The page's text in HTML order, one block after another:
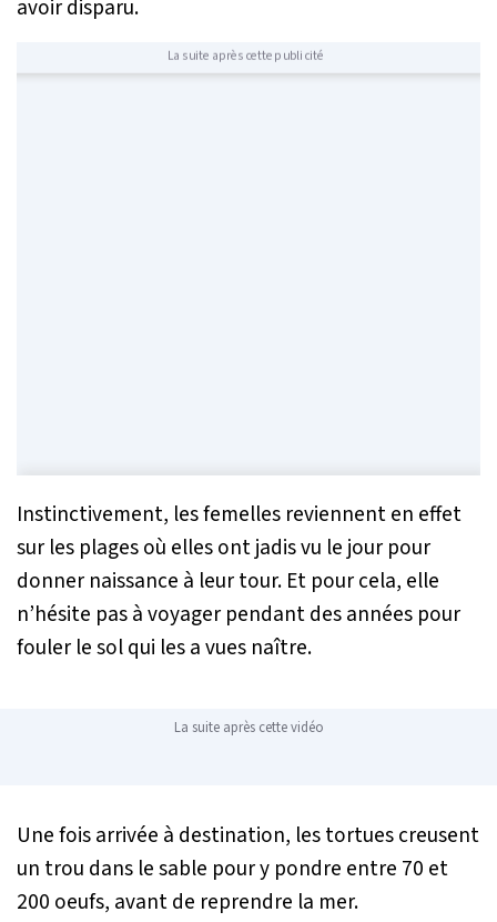
avoir disparu.
La suite après cette publicité
Instinctivement, les femelles reviennent en effet
sur les plages où elles ont jadis vu le jour pour
donner naissance à leur tour. Et pour cela, elle
n’hésite pas à voyager pendant des années pour
fouler le sol qui les a vues naître.
La suite après cette vidéo
Une fois arrivée à destination, les tortues creusent
un trou dans le sable pour y pondre entre 70 et
200 oeufs, avant de reprendre la mer.